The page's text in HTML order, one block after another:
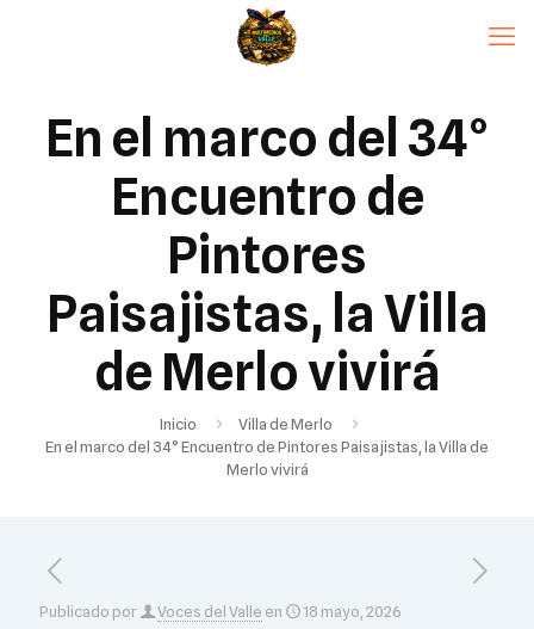
En el marco del 34°
Encuentro de
Pintores
Paisajistas, la Villa
de Merlo vivirá
Inicio
Villa de Merlo
En el marco del 34° Encuentro de Pintores Paisajistas, la Villa de
Merlo vivirá
Publicado por Voces del Valle en 18 mayo, 2026